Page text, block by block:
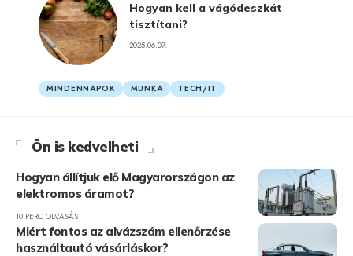
Hogyan kell a vágódeszkát
tisztítani?
2025.06.07.
MINDENNAPOK MUNKA TECH/IT
Ön is kedvelheti
Hogyan állítjuk elő Magyarországon az
elektromos áramot?
10 PERC OLVASÁS
Miért fontos az alvázszám ellenőrzése
használtautó vásárláskor?